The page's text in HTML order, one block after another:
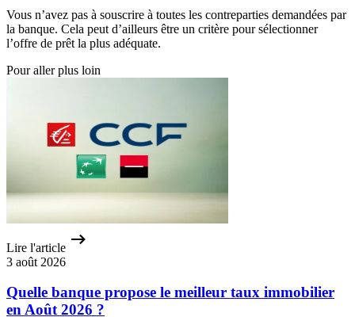
Vous n’avez pas à souscrire à toutes les contreparties demandées par
la banque. Cela peut d’ailleurs être un critère pour sélectionner
l’offre de prêt la plus adéquate.
Pour aller plus loin
Lire l'article
3 août 2026
Quelle banque propose le meilleur taux immobilier
en Août 2026 ?